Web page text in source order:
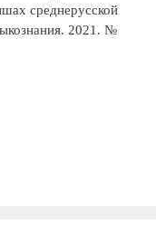
среднерусской
2021. №